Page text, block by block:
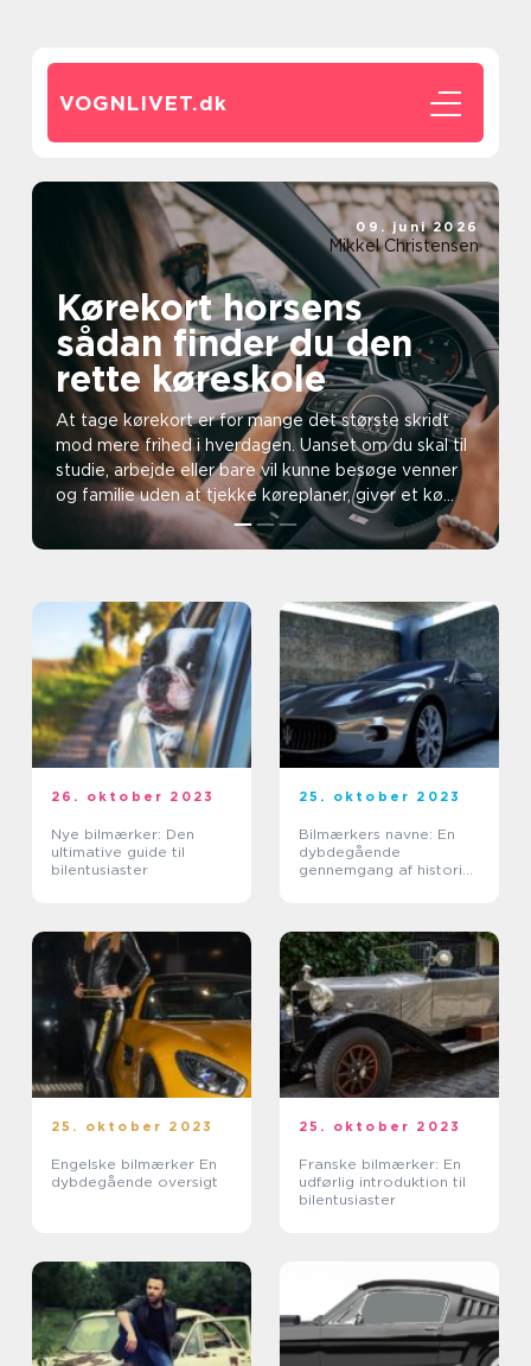
VOGNLIVET.dk
Kørekort horsens
sådan finder du den
rette køreskole
At tage kørekort er for mange det største skridt
mod mere frihed i hverdagen. Uanset om du skal til
studie, arbejde eller bare vil kunne besøge venner
og familie uden at tjekke køreplaner, giver et kø...
09. juni 2026
Mikkel Christensen
26. oktober 2023
Nye bilmærker: Den
ultimative guide til
bilentusiaster
25. oktober 2023
Bilmærkers navne: En
dybdegående
gennemgang af historie,
25. oktober 2023
Engelske bilmærker En
dybdegående oversigt
25. oktober 2023
Franske bilmærker: En
udførlig introduktion til
bilentusiaster